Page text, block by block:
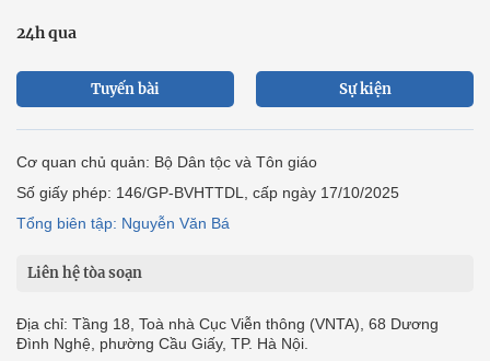
24h qua
Tuyến bài Sự kiện
Cơ quan chủ quản: Bộ Dân tộc và Tôn giáo
Số giấy phép: 146/GP-BVHTTDL, cấp ngày 17/10/2025
Tổng biên tập: Nguyễn Văn Bá
Liên hệ tòa soạn
Địa chỉ: Tầng 18, Toà nhà Cục Viễn thông (VNTA), 68 Dương
Đình Nghệ, phường Cầu Giấy, TP. Hà Nội.